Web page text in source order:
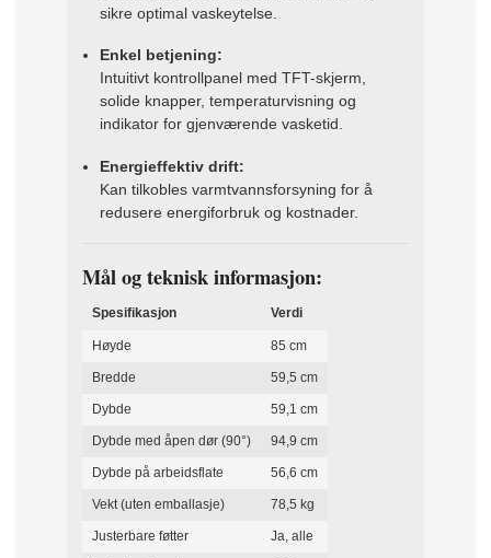
sikre optimal vaskeytelse.
Enkel betjening:
Intuitivt kontrollpanel med TFT-skjerm,
solide knapper, temperaturvisning og
indikator for gjenværende vasketid.
Energieffektiv drift:
Kan tilkobles varmtvannsforsyning for å
redusere energiforbruk og kostnader.
Mål og teknisk informasjon:
Spesifikasjon Verdi
Høyde 85 cm
Bredde 59,5 cm
Dybde 59,1 cm
Dybde med åpen dør (90°) 94,9 cm
Dybde på arbeidsflate 56,6 cm
Vekt (uten emballasje) 78,5 kg
Justerbare føtter Ja, alle